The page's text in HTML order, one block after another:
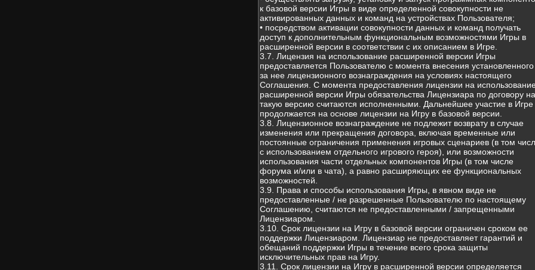
к базовой версии Игры в виде определенной совокупности не
активированных данных и команд на устройствах Пользователя;
• посредством активации совокупности данных и команд получать
доступ к дополнительным функциональным возможностями Игры в
расширенной версии в соответствии с их описанием в Игре.
3.7. Лицензия на использование расширенной версии Игры
предоставляется Пользователю с момента внесения установленного
за нее лицензионного вознаграждения на условиях настоящего
Соглашения. С момента предоставления лицензии на
расширенной версии Игры обязательства Лицензиара по договору на
такую версию считаются исполненными. Дальнейшее участие в Игре
продолжается на основе лицензии на Игру в базовой версии.
3.8. Лицензионное вознаграждение не подлежит возврату в случае
изменения или прекращения договора, включая временные или
постоянные ограничения применения игровых сценариев (в том
с использованием отдельного игрового героя), или возможности
использования части отдельных компонентов Игры (в том числе
форума и/или в чата), а равно расширяющих ее функциональных
возможностей.
3.9. Права и способы использования Игры, в явном виде не
предоставленные / не разрешенные Пользователю по настоящему
Соглашению, считаются не предоставленными / запрещенными
Лицензиаром.
3.10. Срок лицензии на Игру в базовой версии ограничен сроком ее
поддержки Лицензиаром. Лицензиар не предоставляет гарантий и
обещаний поддержки Игры в течение всего срока защиты
исключительных прав на Игру.
3.11. Срок лицензии на Игру в расширенной версии определяется